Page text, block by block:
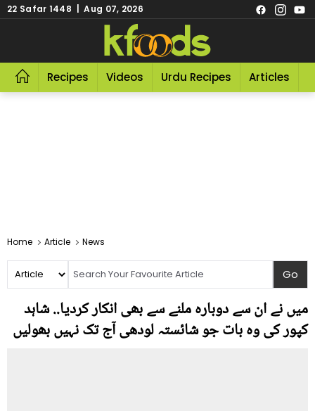
22 Safar 1448 | Aug 07, 2026
Recipes Videos Urdu Recipes Articles
Home Article News
میں نے ان سے دوبارہ ملنے سے بھی انکار کردیا.. شاہد
کپور کی وہ بات جو شائستہ لودھی آج تک نہیں بھولیں